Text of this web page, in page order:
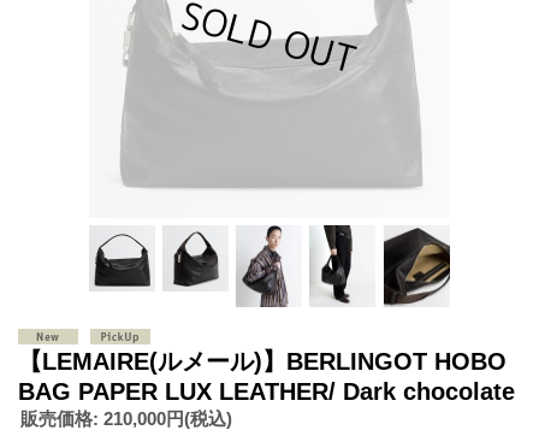
【LEMAIRE(ルメール)】BERLINGOT HOBO
BAG PAPER LUX LEATHER/ Dark chocolate
販売価格: 210,000円(税込)